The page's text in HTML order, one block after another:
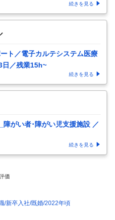
続きを見る
ト／電子カルテシステム医療
日／残業15h~
続きを見る
がい者･障がい児支援施設 ／
続きを見る
価
新卒入社 既婚 2022年頃